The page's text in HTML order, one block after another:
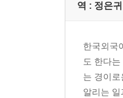
그 꽃 The
비 The Rain
한밤 Midnight
노래 The Song
균열들 The
역 : 정은귀
한국외국
도 한다
는 경이
알리는 일